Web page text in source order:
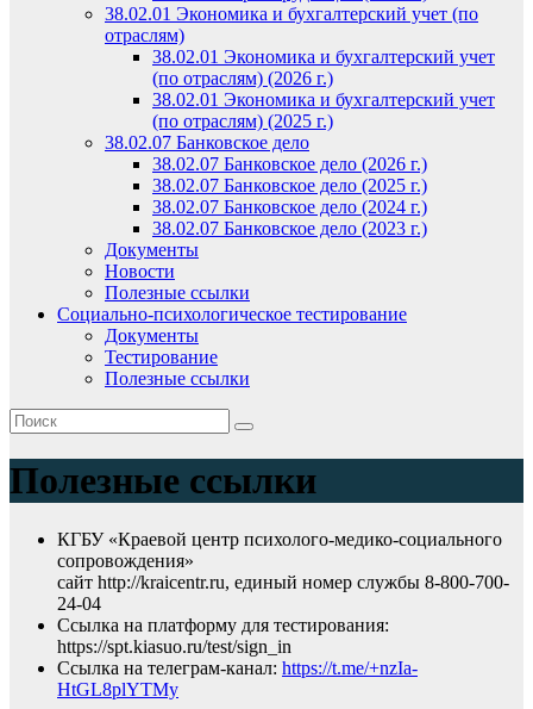
38.02.01 Экономика и бухгалтерский учет (по
отраслям)
38.02.01 Экономика и бухгалтерский учет
(по отраслям) (2026 г.)
38.02.01 Экономика и бухгалтерский учет
(по отраслям) (2025 г.)
38.02.07 Банковское дело
38.02.07 Банковское дело (2026 г.)
38.02.07 Банковское дело (2025 г.)
38.02.07 Банковское дело (2024 г.)
38.02.07 Банковское дело (2023 г.)
Документы
Новости
Полезные ссылки
Социально-психологическое тестирование
Документы
Тестирование
Полезные ссылки
Полезные ссылки
КГБУ «Краевой центр психолого-медико-социального
сопровождения»
сайт http://kraicentr.ru, единый номер службы 8-800-700-
24-04
Ссылка на платформу для тестирования:
https://spt.kiasuo.ru/test/sign_in
Ссылка на телеграм-канал: https://t.me/+nzIa-
HtGL8plYTMy